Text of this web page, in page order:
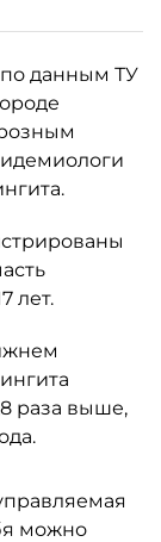
по данным ТУ
лет.
раза выше,
можно